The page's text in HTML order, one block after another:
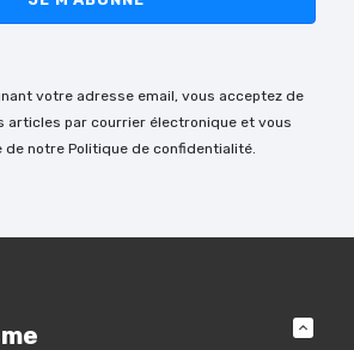
votre adresse email, vous acceptez de
articles par courrier électronique et vous
de notre Politique de confidentialité.